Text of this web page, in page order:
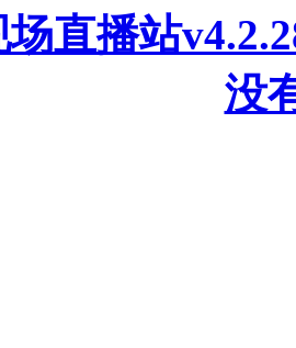
场直播站
没